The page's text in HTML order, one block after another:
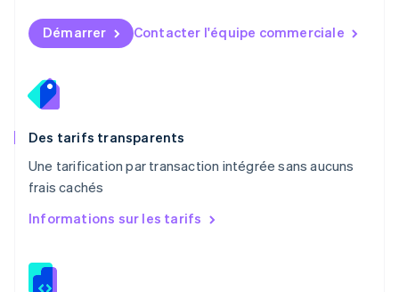
Démarrer Contacter l'équipe commerciale
Des tarifs transparents
Une tarification par transaction intégrée sans aucuns
frais cachés
Informations sur les tarifs
English
Nouvelle-Zélande
Pays-Bas
Nederlands
English
PortuguêsEnglish
R.A.S. de Hong Kong, Chine
English
Roumanie